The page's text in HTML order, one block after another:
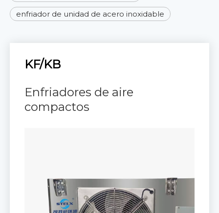
enfriador de unidad de acero inoxidable
KF/KB
Enfriadores de aire
compactos